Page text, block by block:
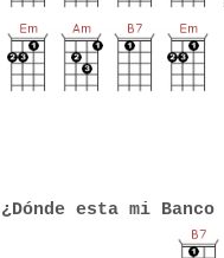
¿Dónde esta mi Banco